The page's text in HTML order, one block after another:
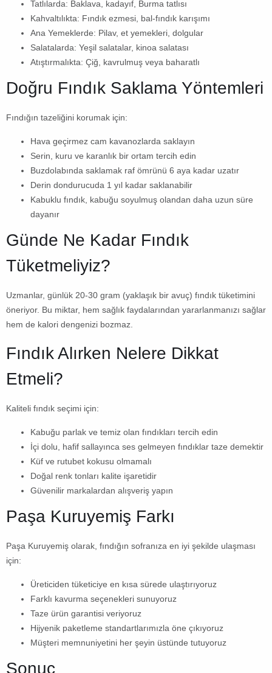
Tatlılarda: Baklava, kadayıf, Burma tatlısı
Kahvaltılıkta: Fındık ezmesi, bal-fındık karışımı
Ana Yemeklerde: Pilav, et yemekleri, dolgular
Salatalarda: Yeşil salatalar, kinoa salatası
Atıştırmalıkta: Çiğ, kavrulmuş veya baharatlı
Doğru Fındık Saklama Yöntemleri
Fındığın tazeliğini korumak için:
Hava geçirmez cam kavanozlarda saklayın
Serin, kuru ve karanlık bir ortam tercih edin
Buzdolabında saklamak raf ömrünü 6 aya kadar uzatır
Derin dondurucuda 1 yıl kadar saklanabilir
Kabuklu fındık, kabuğu soyulmuş olandan daha uzun süre
dayanır
Günde Ne Kadar Fındık
Tüketmeliyiz?
Uzmanlar, günlük 20-30 gram (yaklaşık bir avuç) fındık tüketimini
öneriyor. Bu miktar, hem sağlık faydalarından yararlanmanızı sağlar
hem de kalori dengenizi bozmaz.
Fındık Alırken Nelere Dikkat
Etmeli?
Kaliteli fındık seçimi için:
Kabuğu parlak ve temiz olan fındıkları tercih edin
İçi dolu, hafif sallayınca ses gelmeyen fındıklar taze demektir
Küf ve rutubet kokusu olmamalı
Doğal renk tonları kalite işaretidir
Güvenilir markalardan alışveriş yapın
Paşa Kuruyemiş Farkı
Paşa Kuruyemiş olarak, fındığın sofranıza en iyi şekilde ulaşması
için:
Üreticiden tüketiciye en kısa sürede ulaştırıyoruz
Farklı kavurma seçenekleri sunuyoruz
Taze ürün garantisi veriyoruz
Hijyenik paketleme standartlarımızla öne çıkıyoruz
Müşteri memnuniyetini her şeyin üstünde tutuyoruz
Sonuç